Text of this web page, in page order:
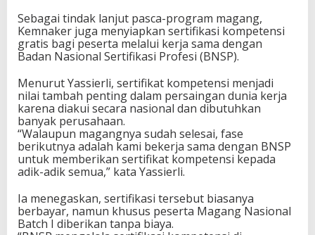
Sebagai tindak lanjut pasca-program magang,
Kemnaker juga menyiapkan sertifikasi kompetensi
gratis bagi peserta melalui kerja sama dengan
Badan Nasional Sertifikasi Profesi (BNSP).
Menurut Yassierli, sertifikat kompetensi menjadi
nilai tambah penting dalam persaingan dunia kerja
karena diakui secara nasional dan dibutuhkan
banyak perusahaan.
“Walaupun magangnya sudah selesai, fase
berikutnya adalah kami bekerja sama dengan BNSP
untuk memberikan sertifikat kompetensi kepada
adik-adik semua,” kata Yassierli.
Ia menegaskan, sertifikasi tersebut biasanya
berbayar, namun khusus peserta Magang Nasional
Batch I diberikan tanpa biaya.